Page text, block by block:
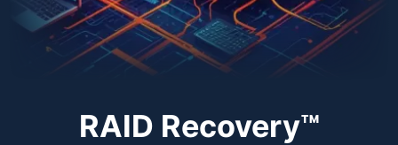
RAID Recovery™